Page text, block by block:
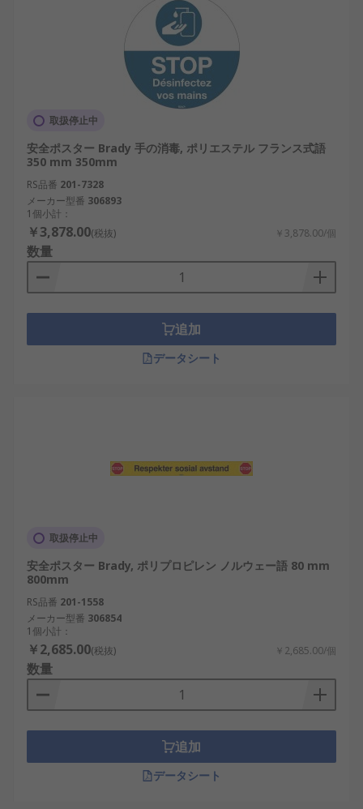
取扱停止中
安全ポスター Brady 手の消毒, ポリエステル フランス式語
350 mm 350mm
RS品番 201-7328
メーカー型番 306893
1個小計：
￥3,878.00(税抜) ￥3,878.00/個
数量
追加
データシート
取扱停止中
安全ポスター Brady, ポリプロピレン ノルウェー語 80 mm
800mm
RS品番 201-1558
メーカー型番 306854
1個小計：
￥2,685.00(税抜) ￥2,685.00/個
数量
追加
データシート